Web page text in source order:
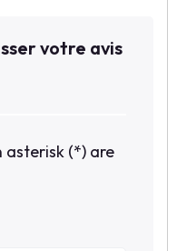
votre avis
(*) are